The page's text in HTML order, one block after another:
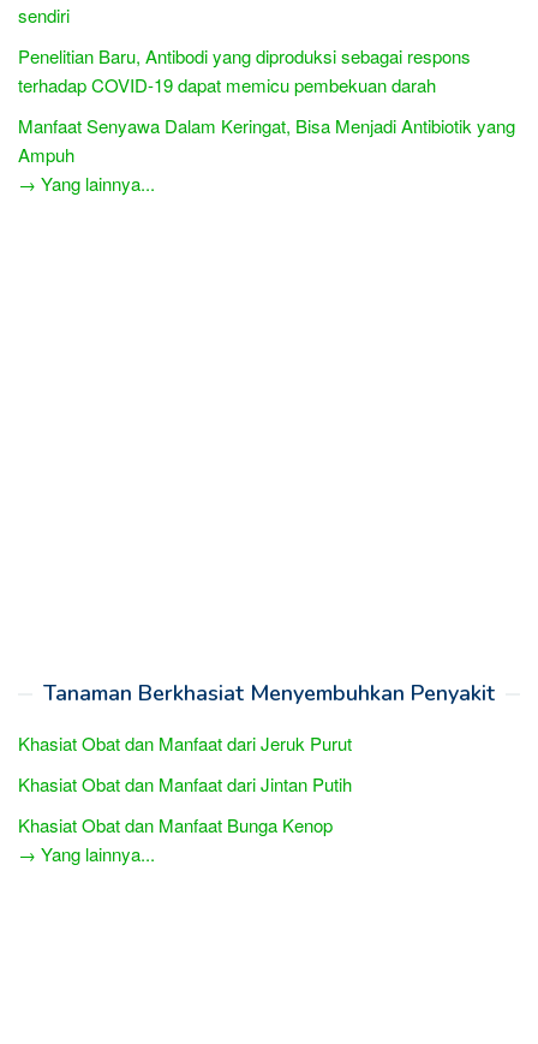
sendiri
Penelitian Baru, Antibodi yang diproduksi sebagai respons
terhadap COVID-19 dapat memicu pembekuan darah
Manfaat Senyawa Dalam Keringat, Bisa Menjadi Antibiotik yang
Ampuh
→ Yang lainnya...
Tanaman Berkhasiat Menyembuhkan Penyakit
Khasiat Obat dan Manfaat dari Jeruk Purut
Khasiat Obat dan Manfaat dari Jintan Putih
Khasiat Obat dan Manfaat Bunga Kenop
→ Yang lainnya...